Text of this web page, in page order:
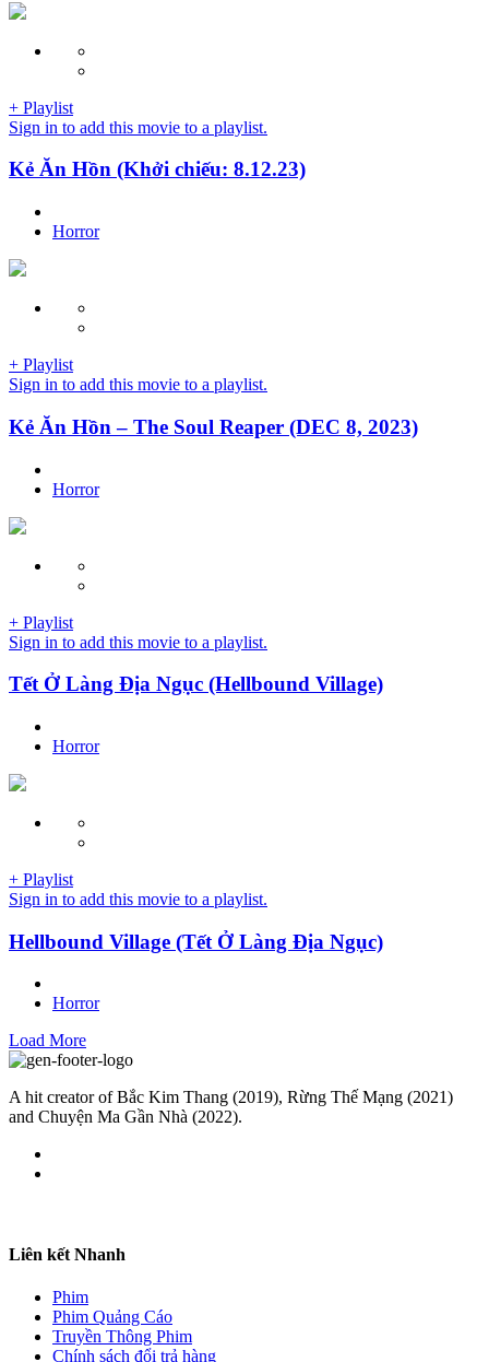
+ Playlist
Sign in to add this movie to a playlist.
Kẻ Ăn Hồn (Khởi chiếu: 8.12.23)
Horror
+ Playlist
Sign in to add this movie to a playlist.
Kẻ Ăn Hồn – The Soul Reaper (DEC 8, 2023)
Horror
+ Playlist
Sign in to add this movie to a playlist.
Tết Ở Làng Địa Ngục (Hellbound Village)
Horror
+ Playlist
Sign in to add this movie to a playlist.
Hellbound Village (Tết Ở Làng Địa Ngục)
Horror
Load More
A hit creator of Bắc Kim Thang (2019), Rừng Thế Mạng (2021)
and Chuyện Ma Gần Nhà (2022).
Liên kết Nhanh
Phim
Phim Quảng Cáo
Truyền Thông Phim
Chính sách đổi trả hàng